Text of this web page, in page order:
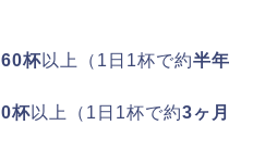
杯以上（1日1杯で約半年
杯以上（1日1杯で約3ヶ月